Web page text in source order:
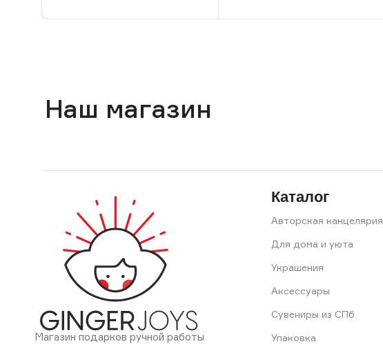
Наш магазин
Магазин подарков ручной работы
Каталог
Авторская канцелярия
Для дома и уюта
Украшения
Аксессуары
Сувениры из СПб
Упаковка